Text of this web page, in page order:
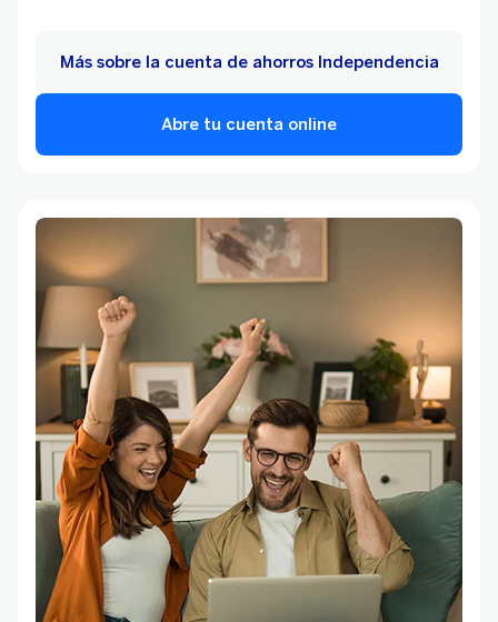
Abre tu cuenta online
Más sobre la cuenta de ahorros Independencia